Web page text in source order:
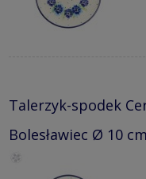
Talerzyk-spodek
Bolesławiec Ø 10